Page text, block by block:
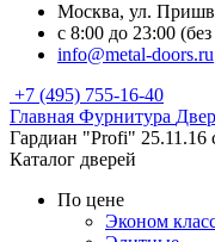
Москва, ул.
с 8:00 до 23:00
info@metal-doors.ru
+7 (495) 755-16-40
Главная Фурнитура
Гардиан "Profi" 25.11.16
Каталог дверей
По цене
Эконом